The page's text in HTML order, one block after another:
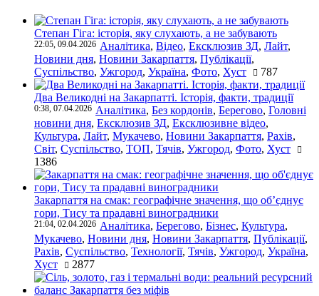
Степан Гіга: історія, яку слухають, а не забувають
22:05, 09.04.2026 Аналітика, Відео, Ексклюзив ЗД, Лайт,
Новини дня, Новини Закарпаття, Публікації,
Суспільство, Ужгород, Україна, Фото, Хуст 787
Два Великодні на Закарпатті. Історія, факти, традиції
0:38, 07.04.2026 Аналітика, Без кордонів, Берегово, Головні
новини дня, Ексклюзив ЗД, Ексклюзивне відео,
Культура, Лайт, Мукачево, Новини Закарпаття, Рахів,
Світ, Суспільство, ТОП, Тячів, Ужгород, Фото, Хуст
1386
Закарпаття на смак: географічне значення, що об’єднує
гори, Тису та прадавні виноградники
21:04, 02.04.2026 Аналітика, Берегово, Бізнес, Культура,
Мукачево, Новини дня, Новини Закарпаття, Публікації,
Рахів, Суспільство, Технології, Тячів, Ужгород, Україна,
Хуст
2877